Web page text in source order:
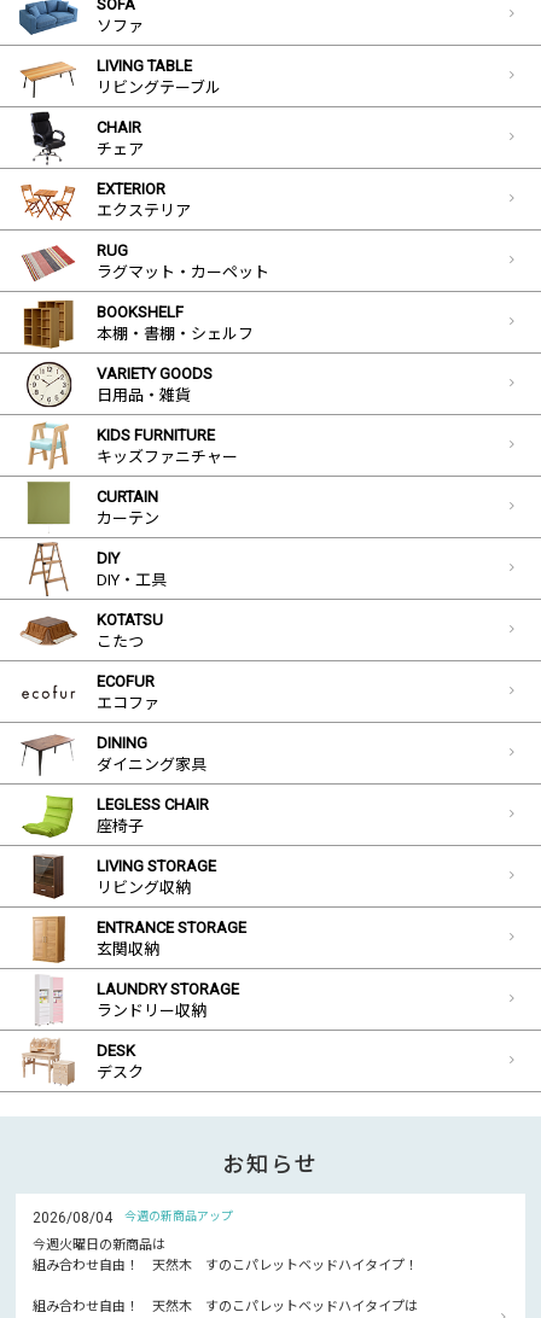
SOFA
ソファ
LIVING TABLE
リビングテーブル
CHAIR
チェア
EXTERIOR
エクステリア
RUG
ラグマット・カーペット
BOOKSHELF
本棚・書棚・シェルフ
VARIETY GOODS
日用品・雑貨
KIDS FURNITURE
キッズファニチャー
CURTAIN
カーテン
DIY
DIY・工具
KOTATSU
こたつ
ECOFUR
エコファ
DINING
ダイニング家具
LEGLESS CHAIR
座椅子
LIVING STORAGE
リビング収納
ENTRANCE STORAGE
玄関収納
LAUNDRY STORAGE
ランドリー収納
DESK
デスク
お知らせ
2026/08/04 今週の新商品アップ
今週火曜日の新商品は
組み合わせ自由！ 天然木 すのこパレットベッドハイタイプ！
組み合わせ自由！ 天然木 すのこパレットベッドハイタイプは